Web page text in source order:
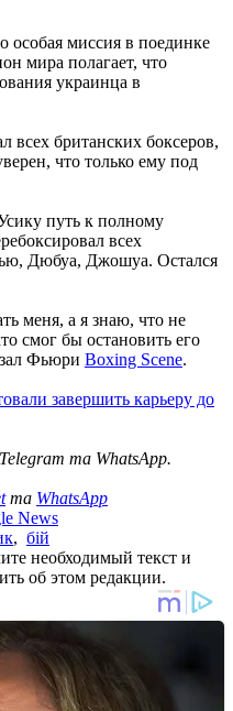
особая миссия в поединке
мира полагает, что
украинца в
всех британских боксеров,
что только ему под
путь к полному
всех
Дюбуа, Джошуа. Остался
меня, а я знаю, что не
смог бы остановить его
Фьюри Boxing Scene.
завершить карьеру до
та WhatsApp.
та WhatsApp
News
, бій
необходимый текст и
об этом редакции.